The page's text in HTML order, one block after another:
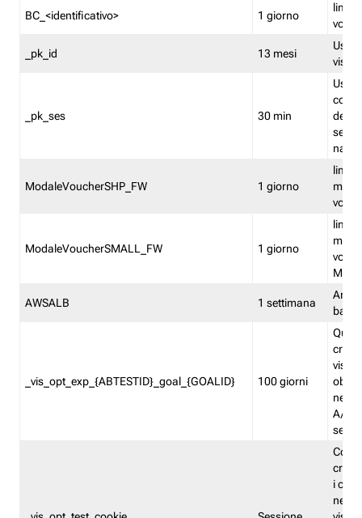
BC_<identificativo> 1 giorno
limita
_pk_id 13 mesi
_pk_ses 30 min
ModaleVoucherSHP_FW 1 giorno
ModaleVoucherSMALL_FW 1 giorno
AWSALB 1 settimana
_vis_opt_exp_{ABTESTID}_goal_{GOALID} 100 giorni
nel
A/B.
i
nel